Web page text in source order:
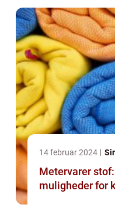
14 februar 2024
Metervarer
muligheder for